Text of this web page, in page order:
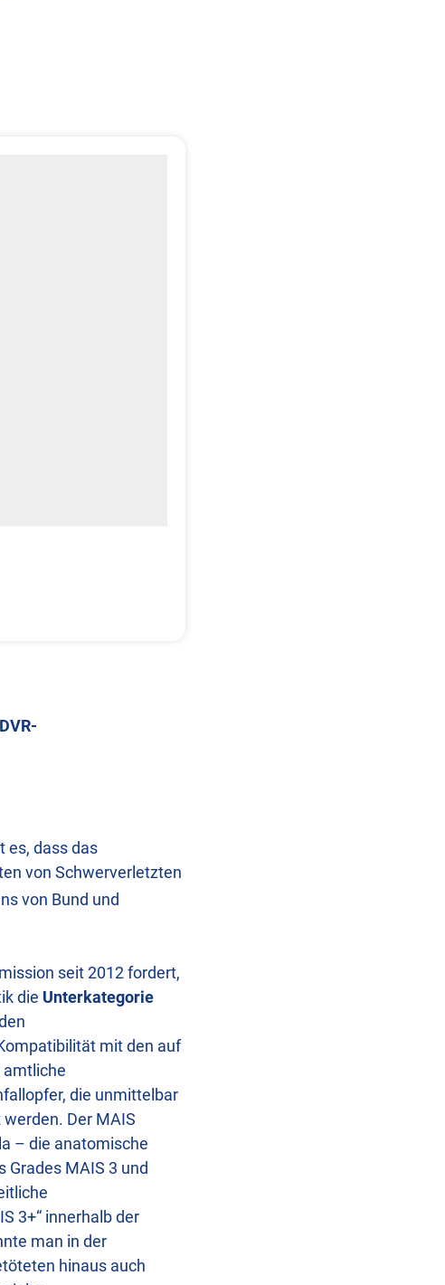
es, dass das
von Schwerverletzten
von Bund und
seit 2012 fordert,
die Unterkategorie
mit den auf
amtliche
die unmittelbar
Der MAIS
– die anatomische
MAIS 3 und
3+“ innerhalb der
man in der
hinaus auch